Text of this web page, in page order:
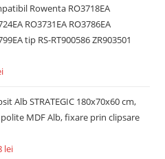
Rowenta RO3718EA
RO3731EA RO3786EA
tip RS-RT900586 ZR903501
Alb STRATEGIC 180x70x60 cm,
MDF Alb, fixare prin clipsare
lei